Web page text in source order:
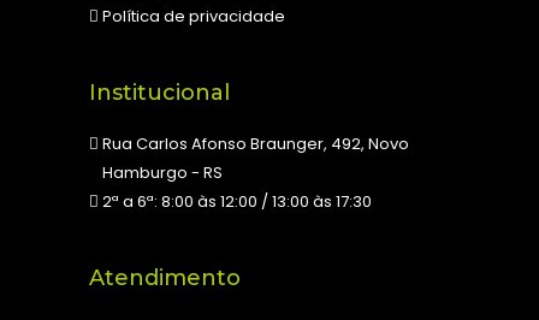
Política de privacidade
Institucional
Rua Carlos Afonso Braunger, 492, Novo
Hamburgo - RS
2ª a 6ª: 8:00 às 12:00 / 13:00 às 17:30
Atendimento